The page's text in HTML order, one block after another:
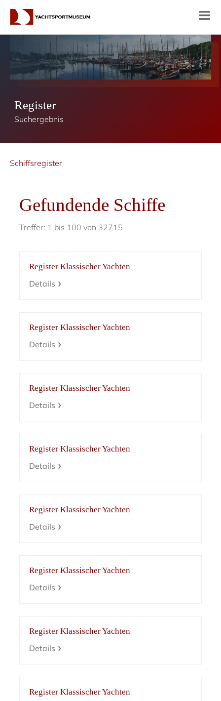
Register
Suchergebnis
Schiffsregister
Gefundende Schiffe
Treffer: 1 bis 100 von 32715
Register Klassischer Yachten
Details
Register Klassischer Yachten
Details
Register Klassischer Yachten
Details
Register Klassischer Yachten
Details
Register Klassischer Yachten
Details
Register Klassischer Yachten
Details
Register Klassischer Yachten
Details
Register Klassischer Yachten